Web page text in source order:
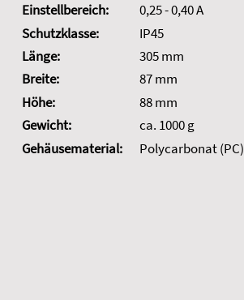
Einstellbereich:
Schutzklasse:
Länge:
Breite:
Höhe:
Gewicht:
Gehäusematerial:
0,25 - 0,40 A
IP45
305 mm
87 mm
88 mm
ca. 1000 g
Polycarbonat (PC)